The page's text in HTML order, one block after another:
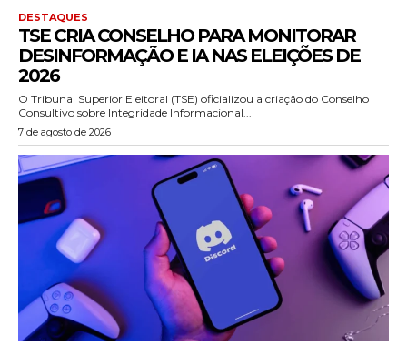
DESTAQUES
TSE CRIA CONSELHO PARA MONITORAR
DESINFORMAÇÃO E IA NAS ELEIÇÕES DE
2026
O Tribunal Superior Eleitoral (TSE) oficializou a criação do Conselho
Consultivo sobre Integridade Informacional...
7 de agosto de 2026